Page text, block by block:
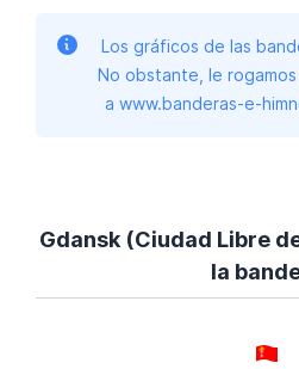
Los gráficos de las
No obstante, le
a www.banderas-e-
Gdansk (Ciudad Libre
la